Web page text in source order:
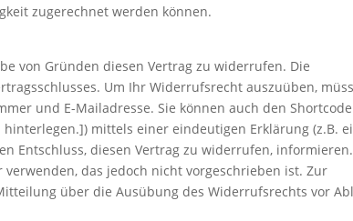
zugerechnet werden können.
von Gründen diesen Vertrag zu widerrufen. Die
Um Ihr Widerrufsrecht auszuüben,
und E-Mailadresse. Sie können auch den Shortcode
mittels einer eindeutigen Erklärung (z.B.
Entschluss, diesen Vertrag zu widerrufen,
das jedoch nicht vorgeschrieben ist. Zur
über die Ausübung des Widerrufsrechts vor